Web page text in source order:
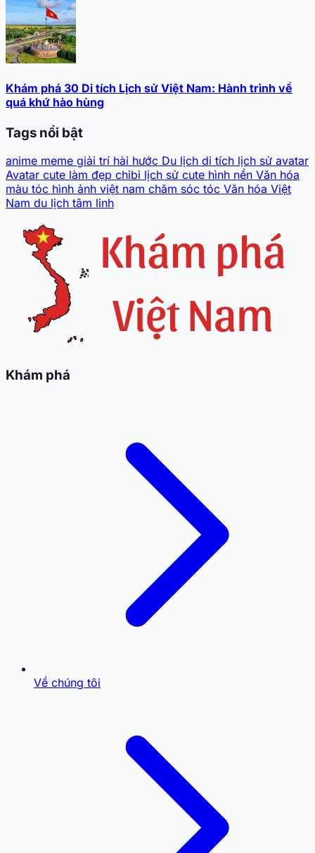
Khám phá 30 Di tích Lịch sử Việt Nam: Hành trình về
quá khứ hào hùng
Tags nổi bật
anime meme giải trí hài hước Du lịch di tích lịch sử avatar
Avatar cute làm đẹp chibi lịch sử cute hình nền Văn hóa
màu tóc hình ảnh việt nam chăm sóc tóc Văn hóa Việt
Nam du lịch tâm linh
Khám phá
Về chúng tôi